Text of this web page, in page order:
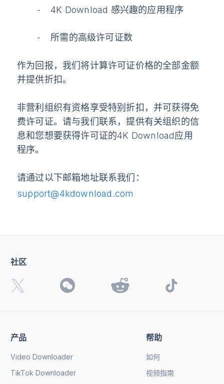
4K Download 感兴趣的应用程序
所需的高级许可证数
作为回报，我们将计算许可证价格的全部金额
并提供折扣。
非营利组织有资格享受特别折扣，并可获得免
费许可证。请与我们联系，提供有关组织的信
息和您想要获得许可证的4K Download应用
程序。
请通过以下邮箱地址联系我们：
support@4kdownload.com
产品
Video Downloader
TikTok Downloader
帮助
如何
视频指南
社区